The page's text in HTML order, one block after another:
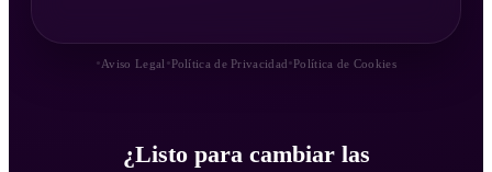
•Aviso Legal • Política de Privacidad • Política de Cookies
¿Listo para cambiar las